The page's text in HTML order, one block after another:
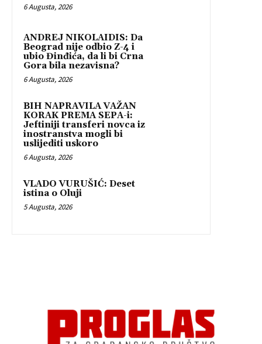
6 Augusta, 2026
ANDREJ NIKOLAIDIS: Da
Beograd nije odbio Z-4 i
ubio Đinđića, da li bi Crna
Gora bila nezavisna?
6 Augusta, 2026
BIH NAPRAVILA VAŽAN
KORAK PREMA SEPA-i:
Jeftiniji transferi novca iz
inostranstva mogli bi
uslijediti uskoro
6 Augusta, 2026
VLADO VURUŠIĆ: Deset
istina o Oluji
5 Augusta, 2026